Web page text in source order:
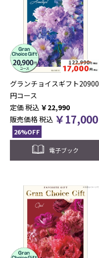
グランチョイスギフト20900
円コース
税込 ￥22,990
販売価格税込 ￥17,000
26%OFF
電子ブック